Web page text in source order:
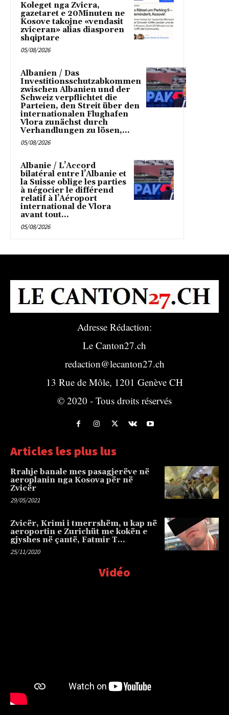
Koleget nga Zvicra,
gazetaret e 20Minuten ne
Kosove takojne «vendasit
zviceran» alias diasporen
shqiptare
05/08/2026
Albanien / Das
Investitionsschutzabkommen
zwischen Albanien und der
Schweiz verpflichtet die
Parteien, den Streit über den
internationalen Flughafen
Vlora zunächst durch
Verhandlungen zu lösen,...
05/08/2026
Albanie / L’Accord
bilatéral entre l’Albanie et
la Suisse oblige les parties
à négocier le différend
relatif à l’Aéroport
international de Vlora
avant tout...
05/08/2026
Adresse Rédaction:
Le Canton27.ch
redaction@lecanton27.ch
13 Rue de Môle, 1201 Genève CH
© 2020 - Tous droits réservés
Articles les plus lus
Rrahje banale mes pasagjerëve në
aeroplanin nga Kosova për në
Zvicër
29/05/2021
Zvicër, Krimi i tmerrshëm, u kap në
aeroportin e Zurichüt me kokën e
gjyshes në çantë, Fatmir T…
25/11/2020
Vidéo